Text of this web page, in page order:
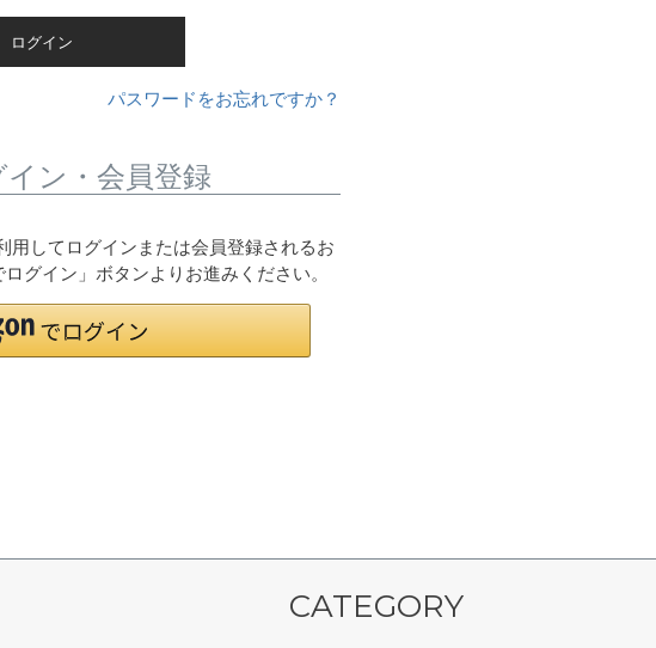
ログイン
パスワードをお忘れですか？
ン・会員登録
用してログインまたは会員登録されるお
グイン」ボタンよりお進みください。
CATEGORY